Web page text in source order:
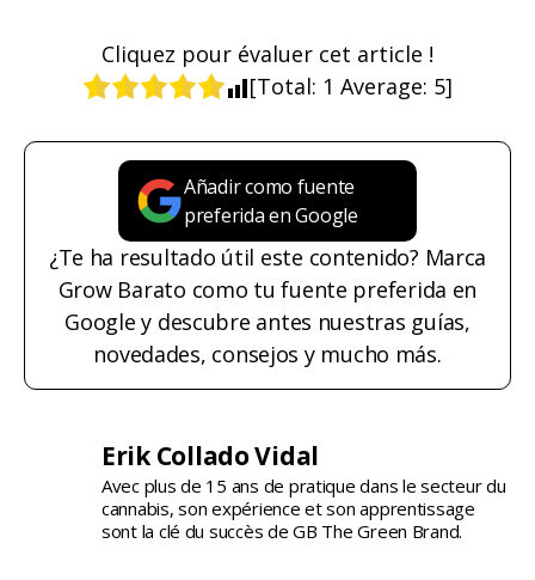
Cliquez pour évaluer cet article !
[Total: 1 Average: 5]
Añadir como fuente
preferida en Google
¿Te ha resultado útil este contenido? Marca
Grow Barato como tu fuente preferida en
Google y descubre antes nuestras guías,
novedades, consejos y mucho más.
Erik Collado Vidal
Avec plus de 15 ans de pratique dans le secteur du
cannabis, son expérience et son apprentissage
sont la clé du succès de GB The Green Brand.